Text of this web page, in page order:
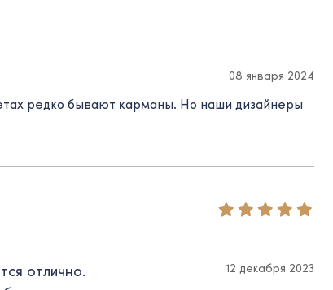
08 января 2024
редко бывают карманы. Но наши дизайнеры
отлично.
12 декабря 2023